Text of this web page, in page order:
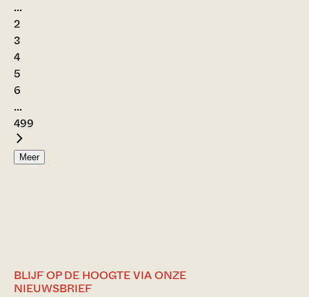
...
2
3
4
5
6
...
499
Meer
BLIJF OP DE HOOGTE VIA ONZE
NIEUWSBRIEF